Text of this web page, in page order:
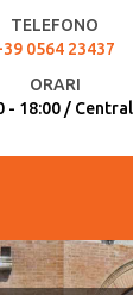
TELEFONO
0564 23437
ORARI
- 18:00 /